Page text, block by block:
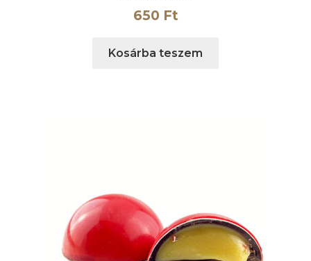
650 Ft
Kosárba teszem